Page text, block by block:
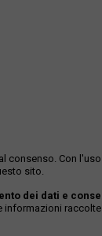
consenso. Con
sito.
dei dati e